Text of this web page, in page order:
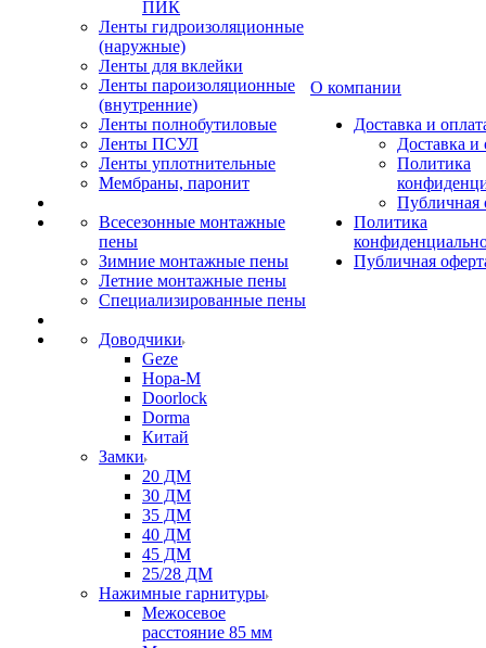
ПИК
Ленты гидроизоляционные
(наружные)
Ленты для вклейки
Ленты пароизоляционные
(внутренние)
Ленты полнобутиловые
Ленты ПСУЛ
Ленты уплотнительные
Мембраны, паронит
Всесезонные монтажные
пены
Зимние монтажные пены
Летние монтажные пены
Специализированные пены
Доводчики
Geze
Нора-М
Doorlock
Dorma
Китай
Замки
20 ДМ
30 ДМ
35 ДМ
40 ДМ
45 ДМ
25/28 ДМ
Нажимные гарнитуры
Межосевое
расстояние 85 мм
О компании
Доставка и
Доставка и
Политика
Публичная
Политика
Публичная